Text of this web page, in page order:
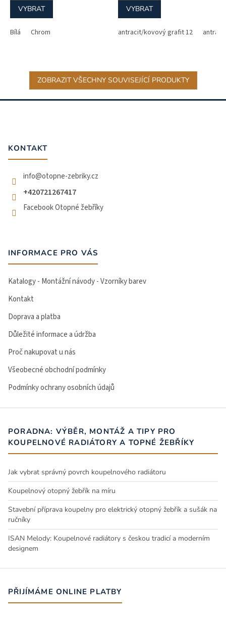
VYBRAT
Bílá Chrom
VYBRAT
antracit/kovový grafit 12
ZOBRAZIT VŠECHNY SOUVISEJÍCÍ PRODUKTY
Z
KONTAKT
info@otopne-zebriky.cz
+420721267417
Facebook Otopné žebříky
INFORMACE PRO VÁS
Katalogy - Montážní návody - Vzorníky barev
Kontakt
Doprava a platba
Důležité informace a údržba
Proč nakupovat u nás
Všeobecné obchodní podmínky
Podmínky ochrany osobních údajů
PORADNA: VÝBĚR, MONTÁŽ A TIPY PRO
KOUPELNOVÉ RADIÁTORY A TOPNÉ ŽEBŘÍKY
Jak vybrat správný povrch koupelnového radiátoru
Koupelnový otopný žebřík na míru
Stavební příprava koupelny pro elektrický otopný žebřík a sušák na
ručníky
ISAN Melody: Koupelnové radiátory s českou tradicí a moderním
designem
PŘIJÍMÁME ONLINE PLATBY